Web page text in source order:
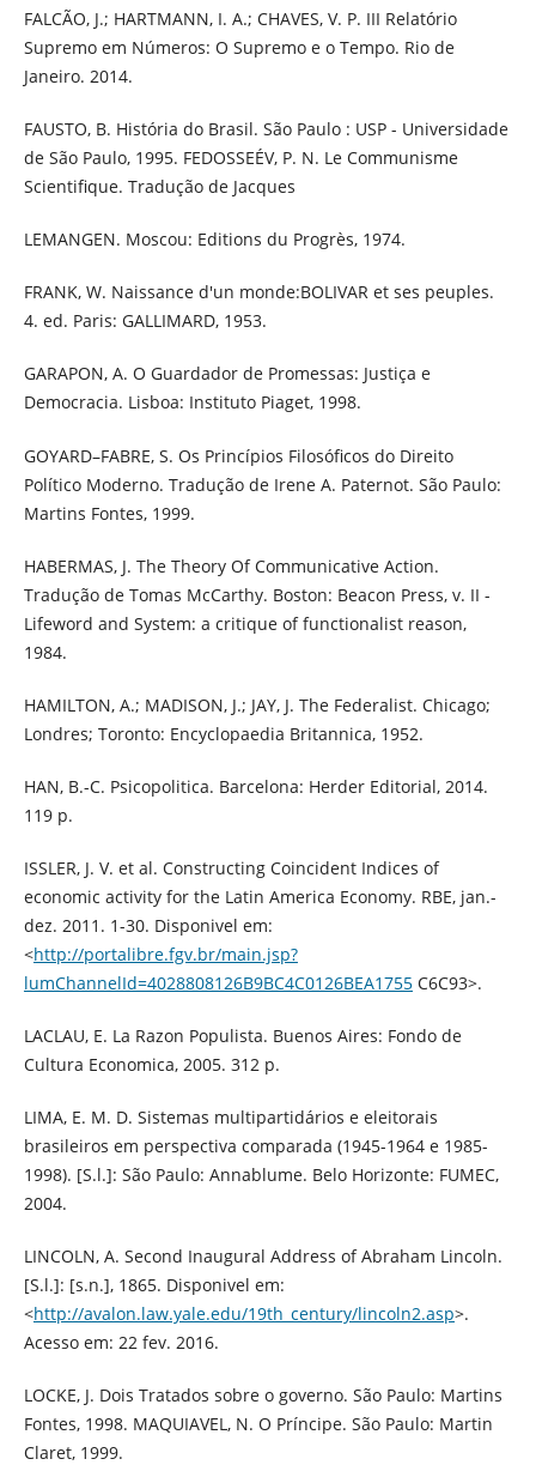
FALCÃO, J.; HARTMANN, I. A.; CHAVES, V. P. III Relatório
Supremo em Números: O Supremo e o Tempo. Rio de
Janeiro. 2014.
FAUSTO, B. História do Brasil. São Paulo : USP - Universidade
de São Paulo, 1995. FEDOSSEÉV, P. N. Le Communisme
Scientifique. Tradução de Jacques
LEMANGEN. Moscou: Editions du Progrès, 1974.
FRANK, W. Naissance d'un monde:BOLIVAR et ses peuples.
4. ed. Paris: GALLIMARD, 1953.
GARAPON, A. O Guardador de Promessas: Justiça e
Democracia. Lisboa: Instituto Piaget, 1998.
GOYARD–FABRE, S. Os Princípios Filosóficos do Direito
Político Moderno. Tradução de Irene A. Paternot. São Paulo:
Martins Fontes, 1999.
HABERMAS, J. The Theory Of Communicative Action.
Tradução de Tomas McCarthy. Boston: Beacon Press, v. II -
Lifeword and System: a critique of functionalist reason,
1984.
HAMILTON, A.; MADISON, J.; JAY, J. The Federalist. Chicago;
Londres; Toronto: Encyclopaedia Britannica, 1952.
HAN, B.-C. Psicopolitica. Barcelona: Herder Editorial, 2014.
119 p.
ISSLER, J. V. et al. Constructing Coincident Indices of
economic activity for the Latin America Economy. RBE, jan.-
dez. 2011. 1-30. Disponivel em:
<http://portalibre.fgv.br/main.jsp?
lumChannelId=4028808126B9BC4C0126BEA1755C6C93>.
LACLAU, E. La Razon Populista. Buenos Aires: Fondo de
Cultura Economica, 2005. 312 p.
LIMA, E. M. D. Sistemas multipartidários e eleitorais
brasileiros em perspectiva comparada (1945-1964 e 1985-
1998). [S.l.]: São Paulo: Annablume. Belo Horizonte: FUMEC,
2004.
LINCOLN, A. Second Inaugural Address of Abraham Lincoln.
[S.l.]: [s.n.], 1865. Disponivel em:
<http://avalon.law.yale.edu/19th_century/lincoln2.asp>.
Acesso em: 22 fev. 2016.
LOCKE, J. Dois Tratados sobre o governo. São Paulo: Martins
Fontes, 1998. MAQUIAVEL, N. O Príncipe. São Paulo: Martin
Claret, 1999.